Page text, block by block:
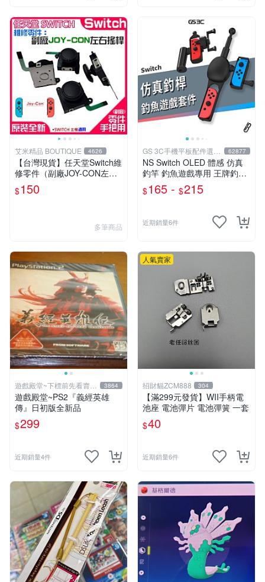
艾米精品 BOUTIQUE 4626
【台灣現貨】任天堂Switch維
修零件（副廠JOY-CON左右
搖桿）＃B13026 左右共用
香菇頭 3D搖桿 手把搖桿
$150
多筆商品
GS 3C手機平板配件選品
店
62877
NS Switch OLED 體感 仿真
釣竿 釣魚遊戲專用 王牌釣手
釣魚明星 Joy-Con 專用
$165 - $215
近期銷量6件
遊戲殿堂~下標前先看賣場
關於我
3864
遊戲殿堂~PS2『義經英雄
傳』日初版全新品
$299
近期銷量4件
人氣賣家
招財貓ZCM888 304
【滿299元發貨】WII手柄電
池座 電池彈片 電池彈簧 一套
$40
近期銷量6件